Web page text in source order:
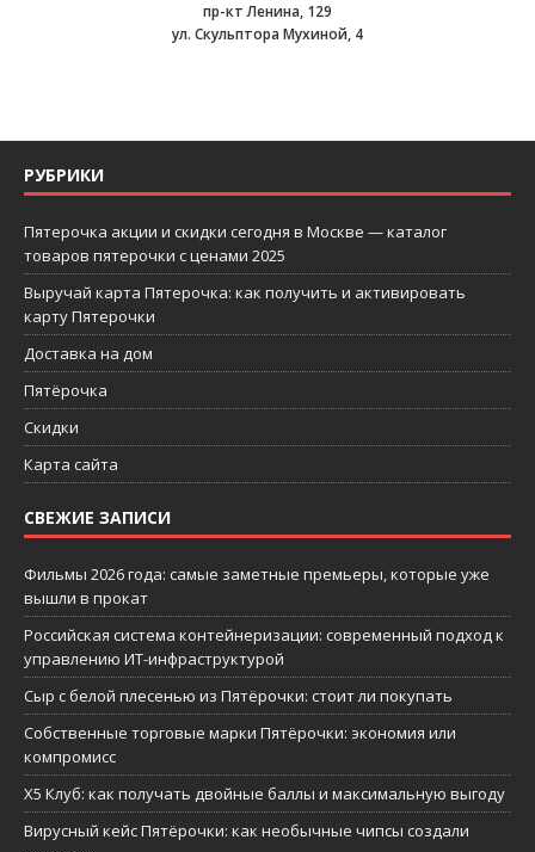
пр-кт Ленина, 129
ул. Скульптора Мухиной, 4
РУБРИКИ
Пятерочка акции и скидки сегодня в Москве — каталог
товаров пятерочки с ценами 2025
Выручай карта Пятерочка: как получить и активировать
карту Пятерочки
Доставка на дом
Пятёрочка
Скидки
Карта сайта
СВЕЖИЕ ЗАПИСИ
Фильмы 2026 года: самые заметные премьеры, которые уже
вышли в прокат
Российская система контейнеризации: современный подход к
управлению ИТ-инфраструктурой
Сыр с белой плесенью из Пятёрочки: стоит ли покупать
Собственные торговые марки Пятёрочки: экономия или
компромисс
X5 Клуб: как получать двойные баллы и максимальную выгоду
Вирусный кейс Пятёрочки: как необычные чипсы создали